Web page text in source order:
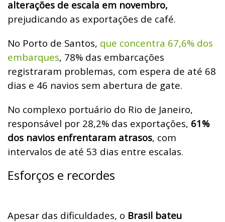
alterações de escala em novembro,
prejudicando as exportações de café.
No Porto de Santos, que concentra 67,6% dos
embarques, 78% das embarcações
registraram problemas, com espera de até 68
dias e 46 navios sem abertura de gate.
No complexo portuário do Rio de Janeiro,
responsável por 28,2% das exportações, 61%
dos navios enfrentaram atrasos, com
intervalos de até 53 dias entre escalas.
Esforços e recordes
Apesar das dificuldades, o Brasil bateu